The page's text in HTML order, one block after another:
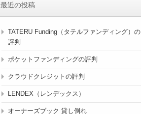
最近の投稿
TATERU Funding（タテルファンディング）の
評判
ポケットファンディングの評判
クラウドクレジットの評判
LENDEX（レンデックス）
オーナーズブック 貸し倒れ